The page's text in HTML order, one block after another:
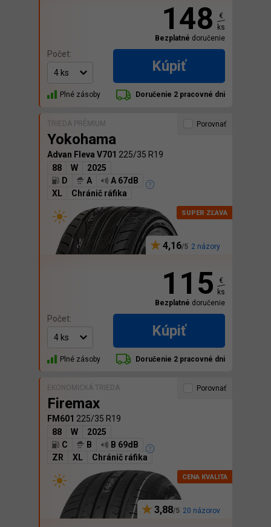
148
€
ks
Bezplatné doručenie
Počet:
Kúpiť
Plné zásoby Doručenie 2 pracovné dni
TRIEDA PRÉMIUM
Yokohama
Advan Fleva V701 225/35 R19
88
W
2025
D
A
A 67dB
XL
Chránič ráfika
4,16 2 názory
Porovnať
115
€
ks
Bezplatné doručenie
Počet:
Kúpiť
Plné zásoby Doručenie 2 pracovné dni
EKONOMICKÁ TRIEDA
Firemax
FM601 225/35 R19
88
W
2025
C
B
B 69dB
ZR
XL Chránič ráfika
3,88 20 názorov
Porovnať